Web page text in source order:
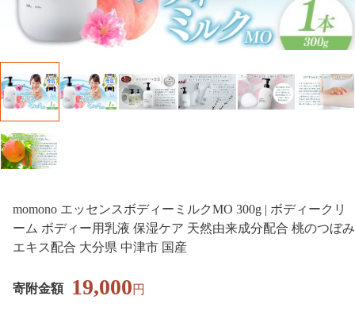
momono エッセンスボディーミルクMO 300g | ボディークリ
ーム ボディー用乳液 保湿ケア 天然由来成分配合 桃のつぼみ
エキス配合 大分県 中津市 国産
寄附金額 19,000円